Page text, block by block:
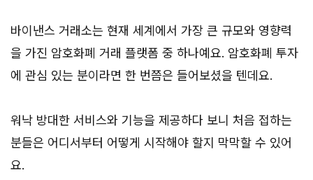
바이낸스 거래소는 현재 세계에서 가장 큰 규모와 영향력
을 가진 암호화폐 거래 플랫폼 중 하나예요. 암호화폐 투자
에 관심 있는 분이라면 한 번쯤은 들어보셨을 텐데요.
워낙 방대한 서비스와 기능을 제공하다 보니 처음 접하는
분들은 어디서부터 어떻게 시작해야 할지 막막할 수 있어
요.